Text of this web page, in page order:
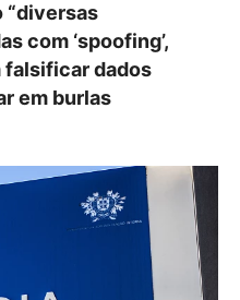
“diversas
com ‘spoofing’,
falsificar dados
em burlas